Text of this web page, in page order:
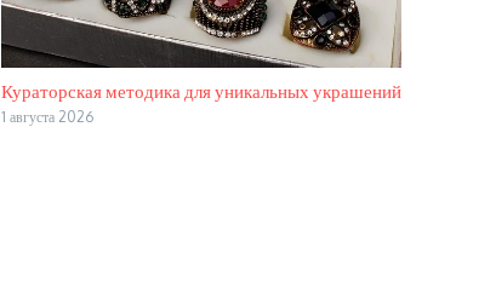
Кураторская методика для уникальных украшений
1 августа 2026